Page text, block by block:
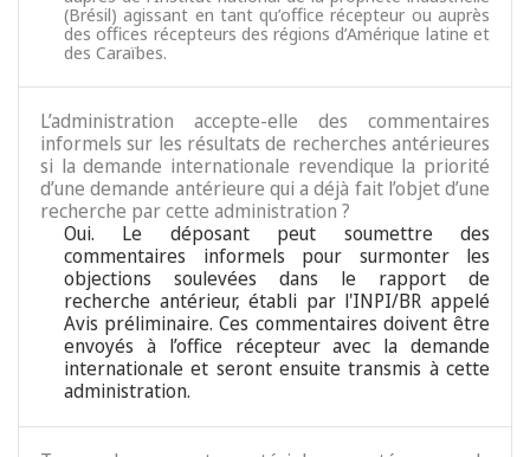
(Brésil) agissant en tant qu’office récepteur ou auprès
des offices récepteurs des régions d’Amérique latine et
des Caraïbes.
L’administration accepte-elle des commentaires
informels sur les résultats de recherches antérieures
si la demande internationale revendique la priorité
d’une demande antérieure qui a déjà fait l’objet d’une
recherche par cette administration ?
Oui. Le déposant peut soumettre des
commentaires informels pour surmonter les
objections soulevées dans le rapport de
recherche antérieur, établi par l'INPI/BR appelé
Avis préliminaire. Ces commentaires doivent être
envoyés à l’office récepteur avec la demande
internationale et seront ensuite transmis à cette
administration.